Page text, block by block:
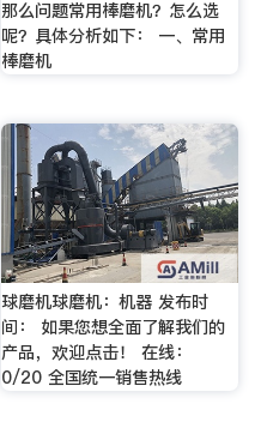
那么问题常用棒磨机？怎么选
呢？具体分析如下： 一、常用
棒磨机
球磨机球磨机：机器 发布时
间： 如果您想全面了解我们的
产品，欢迎点击！ 在线：
0/20 全国统一销售热线